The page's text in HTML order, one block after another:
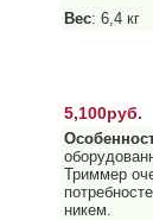
Вес: 6,4 кг
5,100руб.
Триммер
никем.